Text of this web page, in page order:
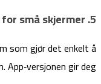
5. Spill på mobil – optimaliser for små skjermer
som gjør det enkelt å
App‑versjonen gir deg: